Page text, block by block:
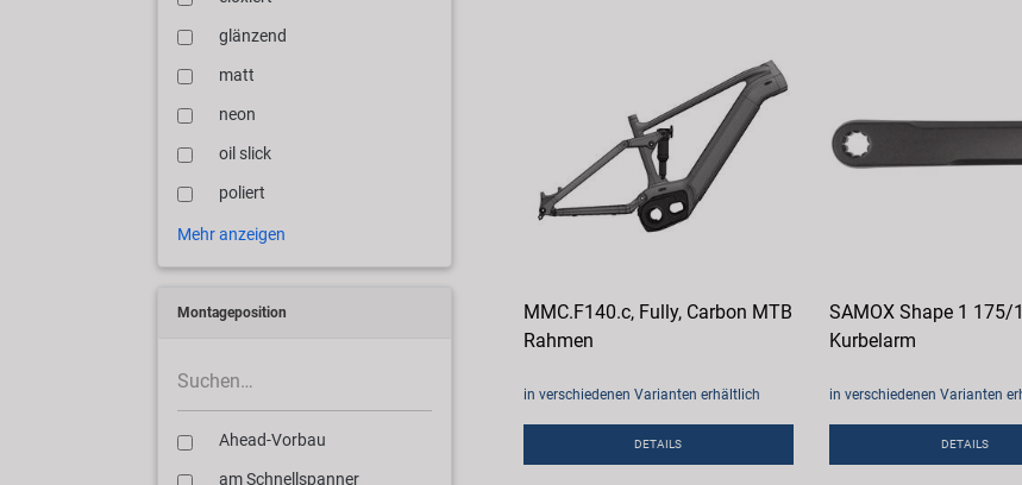
glänzend
matt
neon
oil slick
poliert
Mehr anzeigen
Montageposition
Ahead-Vorbau
am Schnellspanner
MMC.F140.c, Fully, Carbon MTB
Rahmen
in verschiedenen Varianten erhältlich
DETAILS
SAMOX Shape 1 175/
Kurbelarm
in verschiedenen Varianten
DETAILS